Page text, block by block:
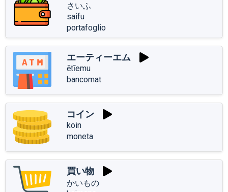
さいふ
saifu
portafoglio
エーティーエム
ētīemu
bancomat
コイン
koin
moneta
買い物
かいもの